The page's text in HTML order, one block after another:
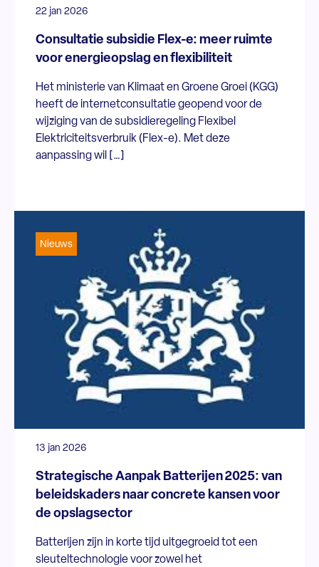
22 jan 2026
Consultatie subsidie Flex-e: meer ruimte
voor energieopslag en flexibiliteit
Het ministerie van Klimaat en Groene Groei (KGG)
heeft de internetconsultatie geopend voor de
wijziging van de subsidieregeling Flexibel
Elektriciteitsverbruik (Flex-e). Met deze
aanpassing wil […]
Nieuws
13 jan 2026
Strategische Aanpak Batterijen 2025: van
beleidskaders naar concrete kansen voor
de opslagsector
Batterijen zijn in korte tijd uitgegroeid tot een
sleuteltechnologie voor zowel het